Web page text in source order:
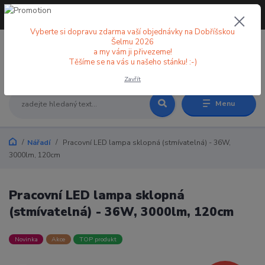
Menu
+420 773 998 582
Nářadí
Pracovní LED lampa sklopná (stmívatelná) - 36W,
3000lm, 120cm
Pracovní LED lampa sklopná
(stmívatelná) - 36W, 3000lm, 120cm
Novinka Akce TOP produkt
Vyberte si dopravu zdarma vaší objednávky na Dobříšskou
Šelmu 2026
a my vám ji přivezeme!
Těšíme se na vás u našeho stánku! :-)
Zavřít